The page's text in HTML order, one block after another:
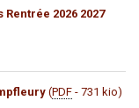
2026 2027
(PDF - 731 kio)